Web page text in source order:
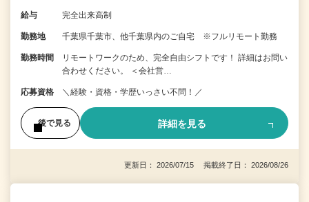
給与 完全出来高制
勤務地 千葉県千葉市、他千葉県内のご自宅 ※フルリモート勤務
勤務時間
リモートワークのため、完全自由シフトです！ 詳細はお問い
合わせください。 ＜会社営…
応募資格 ＼経験・資格・学歴いっさい不問！／
後で見る 詳細を見る
更新日： 2026/07/15 掲載終了日： 2026/08/26